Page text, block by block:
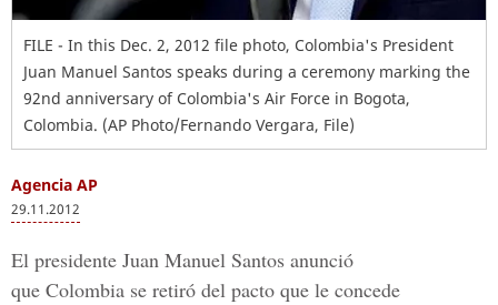
FILE - In this Dec. 2, 2012 file photo, Colombia's President
Juan Manuel Santos speaks during a ceremony marking the
92nd anniversary of Colombia's Air Force in Bogota,
Colombia. (AP Photo/Fernando Vergara, File)
Agencia AP
29.11.2012
El presidente Juan Manuel Santos anunció
que Colombia se retiró del pacto que le concede